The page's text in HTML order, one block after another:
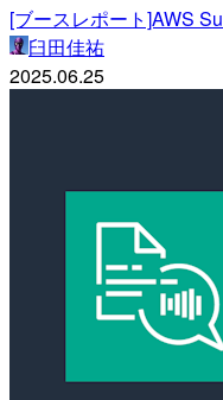
[ブースレポート]AWS
臼田佳祐
2025.06.25